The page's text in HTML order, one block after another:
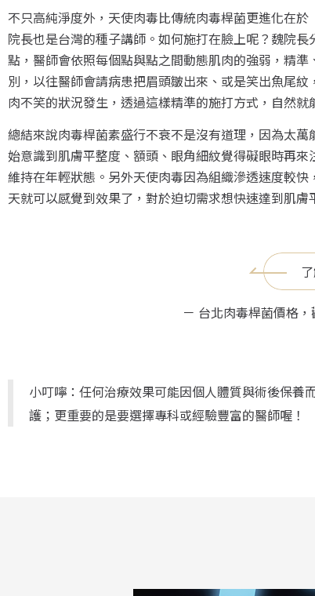
不只高純淨度外，天使肉毒比傳統肉毒桿菌更進化在
院長也是台灣的種子講師。如何施打在臉上呢？魏院
點，醫師會依照每個點與點之間動態肌肉的強弱，精
別，以往醫師會請病患把眉頭皺出來、或是笑出魚尾
肉不笑的狀況發生，透過這樣精準的施打方式，自然就
總結來說肉毒桿菌素盛行不衰不是沒有道理，因為太
始意識到肌膚平整度、額頭、眼角細紋覺得礙眼時再
維持在年輕狀態。另外天使肉毒因為組織滲透速度較
天就可以感覺到效果了，對於迫切需求想快速達到肌膚
－ 台北肉毒桿菌價格，
小叮嚀：任何治療效果可能因個人體質與術後保養
護；更重要的是要選擇專科或經驗豐富的醫師喔！